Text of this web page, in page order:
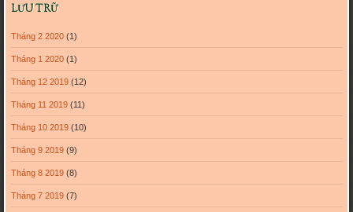
LƯU TRỮ
Tháng 2 2020(1)
Tháng 1 2020(1)
Tháng 12 2019(12)
Tháng 11 2019(11)
Tháng 10 2019(10)
Tháng 9 2019(9)
Tháng 8 2019(8)
Tháng 7 2019(7)